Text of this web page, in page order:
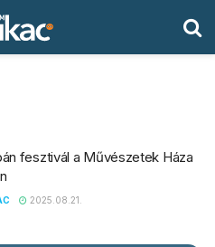
fesztivál a Művészetek Háza
2025.08.21.